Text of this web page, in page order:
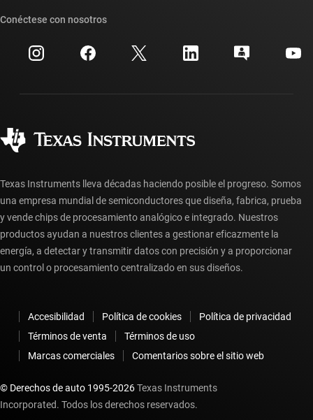
Eventos
Relaciones con los inversionistas
Búsqueda de referencias cruzadas
Centro de atención al cliente
Preguntas frecuentes sobre la cuenta myTI
Preguntas frecuentes sobre pedidos
Conéctese con nosotros
Texas Instruments lleva décadas haciendo posible el progreso. Somos
una empresa mundial de semiconductores que diseña, fabrica, prueba
y vende chips de procesamiento analógico e integrado. Nuestros
productos ayudan a nuestros clientes a gestionar eficazmente la
energía, a detectar y transmitir datos con precisión y a proporcionar
un control o procesamiento centralizado en sus diseños.
Accesibilidad Política de cookies
Política de privacidad
Términos de venta
Términos de uso
Marcas comerciales
Comentarios sobre el sitio web
© Derechos de auto 1995-2026Texas Instruments
Incorporated. Todos los derechos reservados.